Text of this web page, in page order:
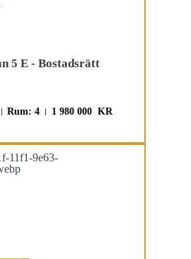
5 E - Bostadsrätt
Rum: 4 1 980 000 KR